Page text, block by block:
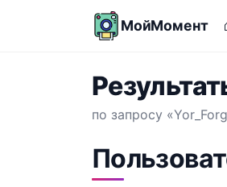
МойМомент
по запросу